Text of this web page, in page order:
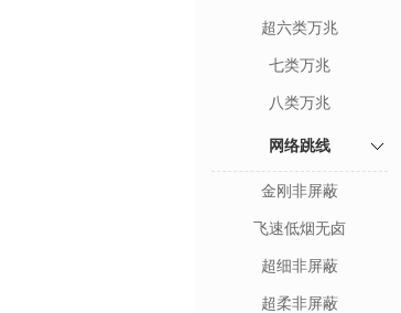
超六类万兆
七类万兆
八类万兆
网络跳线
金刚非屏蔽
飞速低烟无卤
超细非屏蔽
超柔非屏蔽